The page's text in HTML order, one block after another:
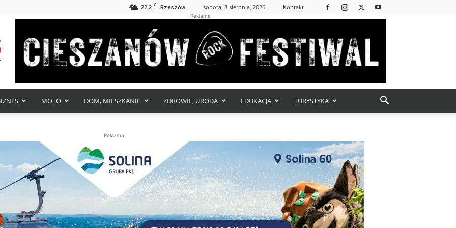
22.2 C Rzeszów sobota, 8 sierpnia, 2026 Kontakt
Reklama
MOTO DOM, MIESZKANIE ZDROWIE, URODA EDUKACJA TURYSTYKA
Reklama